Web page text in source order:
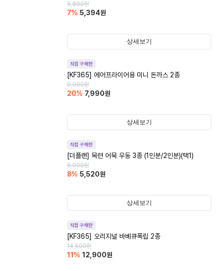
5,800원
7% 5,394원
상세보기
직접 구매한
[KF365] 에어프라이어용 미니 돈까스 2종
9,990원
20% 7,990원
상세보기
직접 구매한
[더플랜] 목련 어묵 우동 3종 (1인분/2인분)(택1)
6,000원
8% 5,520원
상세보기
직접 구매한
[KF365] 오리지널 바베큐폭립 2종
14,500원
11 % 12,900원